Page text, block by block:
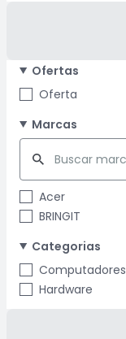
Ofertas
Oferta
Marcas
Acer
BRINGIT
Categorias
Computadores
Hardware